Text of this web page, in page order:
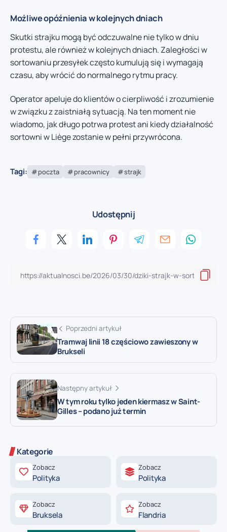
Możliwe opóźnienia w kolejnych dniach
Skutki strajku mogą być odczuwalne nie tylko w dniu
protestu, ale również w kolejnych dniach. Zaległości w
sortowaniu przesyłek często kumulują się i wymagają
czasu, aby wrócić do normalnego rytmu pracy.
Operator apeluje do klientów o cierpliwość i zrozumienie
w związku z zaistniałą sytuacją. Na ten moment nie
wiadomo, jak długo potrwa protest ani kiedy działalność
sortowni w Liège zostanie w pełni przywrócona.
Tagi: poczta pracownicy strajk
Udostępnij
Poprzedni artykuł
Tramwaj linii 18 częściowo zawieszony w
Brukseli
Następny artykuł
W tym roku tylko jeden kiermasz w Saint-
Gilles – podano już termin
Kategorie
Zobacz
Polityka
Zobacz
Polityka
Zobacz
Bruksela
Zobacz
Flandria